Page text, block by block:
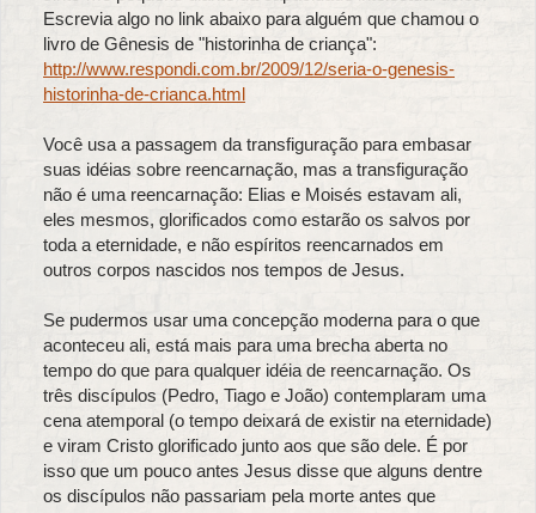
Escrevia algo no link abaixo para alguém que chamou o
livro de Gênesis de "historinha de criança":
http://www.respondi.com.br/2009/12/seria-o-genesis-
historinha-de-crianca.html
Você usa a passagem da transfiguração para embasar
suas idéias sobre reencarnação, mas a transfiguração
não é uma reencarnação: Elias e Moisés estavam ali,
eles mesmos, glorificados como estarão os salvos por
toda a eternidade, e não espíritos reencarnados em
outros corpos nascidos nos tempos de Jesus.
Se pudermos usar uma concepção moderna para o que
aconteceu ali, está mais para uma brecha aberta no
tempo do que para qualquer idéia de reencarnação. Os
três discípulos (Pedro, Tiago e João) contemplaram uma
cena atemporal (o tempo deixará de existir na eternidade)
e viram Cristo glorificado junto aos que são dele. É por
isso que um pouco antes Jesus disse que alguns dentre
os discípulos não passariam pela morte antes que